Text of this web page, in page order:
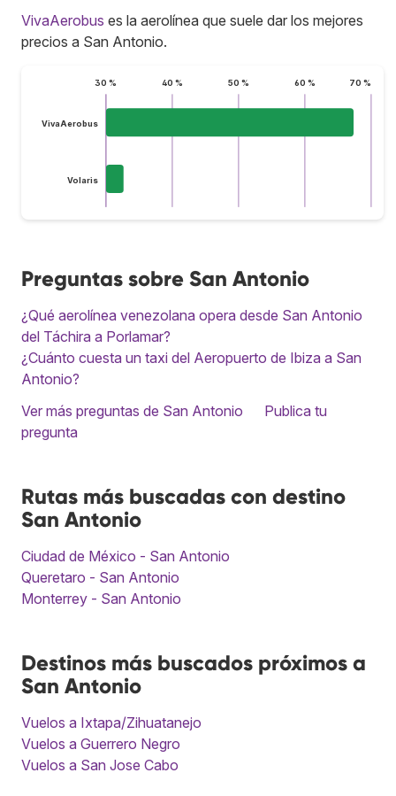
VivaAerobus es la aerolínea que suele dar los mejores
precios a San Antonio.
30 % 40 % 50 % 60 % 70 %
VivaAerobus
Volaris
Preguntas sobre San Antonio
¿Qué aerolínea venezolana opera desde San Antonio
del Táchira a Porlamar?
¿Cuánto cuesta un taxi del Aeropuerto de Ibiza a San
Antonio?
Ver más preguntas de San Antonio
Publica tu
pregunta
Rutas más buscadas con destino
San Antonio
Ciudad de México - San Antonio
Queretaro - San Antonio
Monterrey - San Antonio
Destinos más buscados próximos a
San Antonio
Vuelos a Ixtapa/Zihuatanejo
Vuelos a Guerrero Negro
Vuelos a San Jose Cabo